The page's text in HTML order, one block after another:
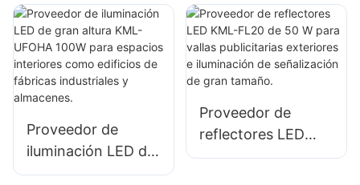
para espacios
interiores como
talleres de
reparación y
almacenes.
HB52 de 100 W
para espacios
interiores como
edificios de
industriales y
almacenes.
Proveedor de
iluminación LED de
gran altura KML-
Proveedor de
reflectores LED
KML-FL20 de 50 W